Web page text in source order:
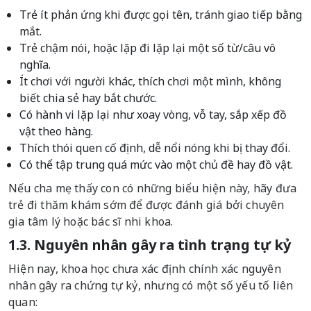
Trẻ ít phản ứng khi được gọi tên, tránh giao tiếp bằng
mắt.
Trẻ chậm nói, hoặc lặp đi lặp lại một số từ/câu vô
nghĩa.
Ít chơi với người khác, thích chơi một mình, không
biết chia sẻ hay bắt chước.
Có hành vi lặp lại như xoay vòng, vỗ tay, sắp xếp đồ
vật theo hàng.
Thích thói quen cố định, dễ nổi nóng khi bị thay đổi.
Có thể tập trung quá mức vào một chủ đề hay đồ vật.
Nếu cha mẹ thấy con có những biểu hiện này, hãy đưa
trẻ đi thăm khám sớm để được đánh giá bởi chuyên
gia tâm lý hoặc bác sĩ nhi khoa.
1.3. Nguyên nhân gây ra tình trạng tự kỷ
Hiện nay, khoa học chưa xác định chính xác nguyên
nhân gây ra chứng tự kỷ, nhưng có một số yếu tố liên
quan: